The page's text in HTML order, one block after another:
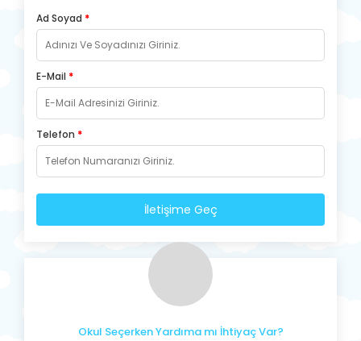
Ad Soyad *
E-Mail *
Telefon *
İletişime Geç
Okul Seçerken Yardıma mı İhtiyaç Var?